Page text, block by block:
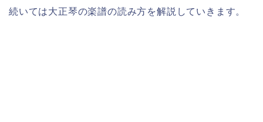
続いては大正琴の楽譜の読み方を解説していきます。